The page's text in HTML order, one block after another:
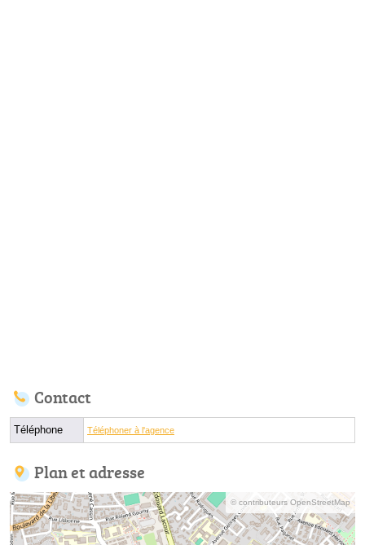
Contact
Téléphone Téléphoner à l'agence
Plan et adresse
© contributeurs OpenStreetMap